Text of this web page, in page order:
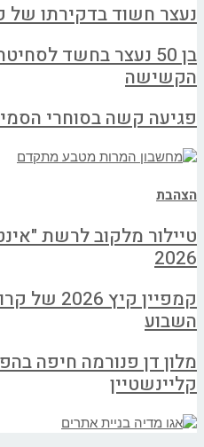
נעצר חשוד בדקירתו של קורבן
בן 50 נעצר בחשד
הקשישה
פגיעה קשה בסוחרי
הצהבת
טיילור מלקוב לרשת
2026
קמפיין
השבוע
מלון דן פנורמה חיפה
קליינשטיין